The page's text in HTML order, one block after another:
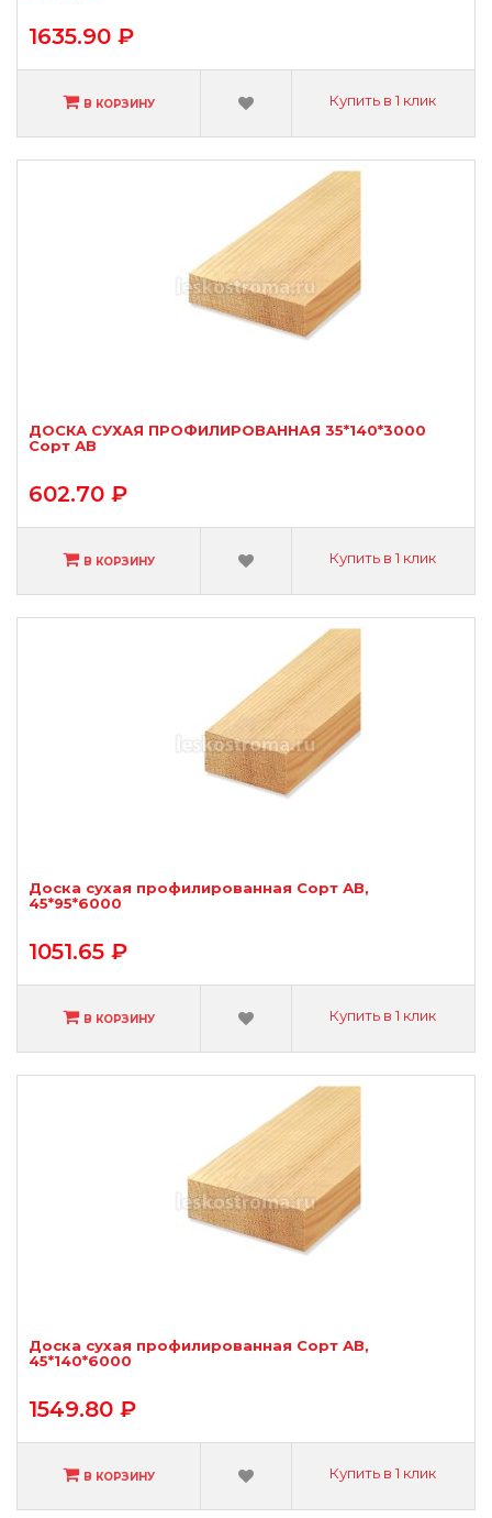
1635.90 ₽
В КОРЗИНУ Купить в 1 клик
ДОСКА СУХАЯ ПРОФИЛИРОВАННАЯ 35*140*3000
Сорт АВ
602.70 ₽
В КОРЗИНУ Купить в 1 клик
Доска сухая профилированная Сорт АВ,
45*95*6000
1051.65 ₽
В КОРЗИНУ Купить в 1 клик
Доска сухая профилированная Сорт АВ,
45*140*6000
1549.80 ₽
В КОРЗИНУ Купить в 1 клик